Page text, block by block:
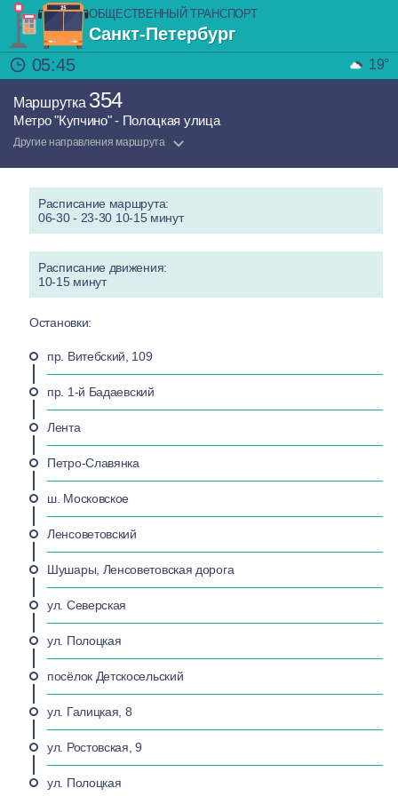
ОБЩЕСТВЕННЫЙ ТРАНСПОРТ
Санкт-Петербург
05:45
19°
Маршрутка 354
Метро "Купчино" - Полоцкая улица
Другие направления маршрута
Расписание маршрута:
06-30 - 23-30 10-15 минут
Расписание движения:
10-15 минут
Остановки:
пр. Витебский, 109
пр. 1-й Бадаевский
Лента
Петро-Славянка
ш. Московское
Ленсоветовский
Шушары, Ленсоветовская дорога
ул. Северская
ул. Полоцкая
посёлок Детскосельский
ул. Галицкая, 8
ул. Ростовская, 9
ул. Полоцкая